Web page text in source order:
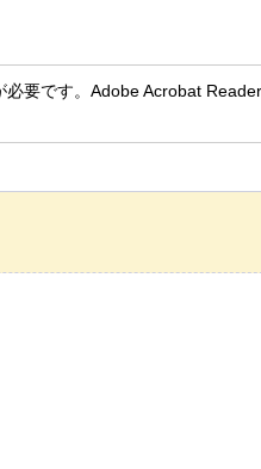
要です。Adobe Acrobat